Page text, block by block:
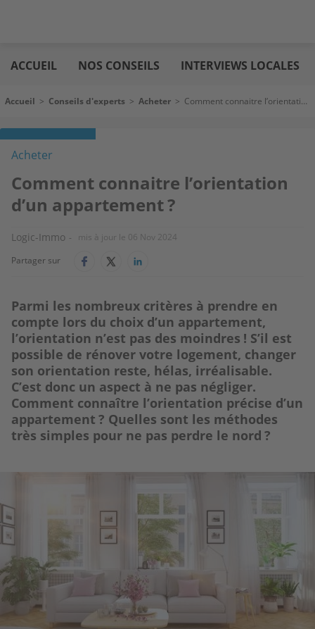
au
contenu
immo
ACCUEIL NOS CONSEILS INTERVIEWS LOCALES
Fil d'Ariane
Accueil > Conseils d'experts > Acheter > Comment connaitre l’orientation d’un appartement ?
Acheter
Comment connaitre l’orientation
d’un appartement ?
Logic-Immo mis à jour le 06 Nov 2024
Partager sur
Parmi les nombreux critères à prendre en
compte lors du choix d’un appartement,
l’orientation n’est pas des moindres ! S’il est
possible de rénover votre logement, changer
son orientation reste, hélas, irréalisable.
C’est donc un aspect à ne pas négliger.
Comment connaître l’orientation précise d’un
appartement ? Quelles sont les méthodes
très simples pour ne pas perdre le nord ?